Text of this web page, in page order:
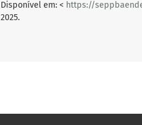
Disponível em: < https://
2025.